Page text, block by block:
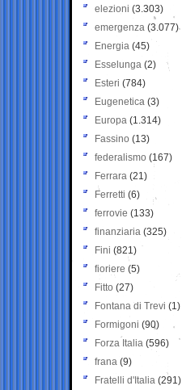
elezioni (3.303)
emergenza (3.077)
Energia (45)
Esselunga (2)
Esteri (784)
Eugenetica (3)
Europa (1.314)
Fassino (13)
federalismo (167)
Ferrara (21)
Ferretti (6)
ferrovie (133)
finanziaria (325)
Fini (821)
fioriere (5)
Fitto (27)
Fontana di Trevi (1)
Formigoni (90)
Forza Italia (596)
frana (9)
Fratelli d'Italia (291)